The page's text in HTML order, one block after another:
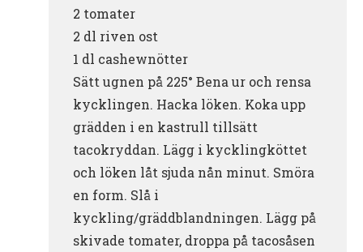
2 tomater
2 dl riven ost
1 dl cashewnötter
Sätt ugnen på 225° Bena ur och rensa
kycklingen. Hacka löken. Koka upp
grädden i en kastrull tillsätt
tacokryddan. Lägg i kycklingköttet
och löken låt sjuda nån minut. Smöra
en form. Slå i
kyckling/gräddblandningen. Lägg på
skivade tomater, droppa på tacosåsen